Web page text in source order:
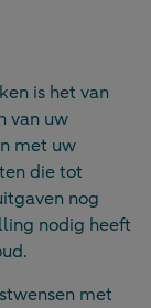
is het van
van uw
met uw
die tot
nog
nodig heeft
met